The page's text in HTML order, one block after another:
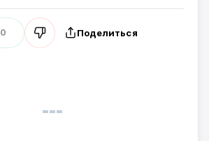
0 Поделиться